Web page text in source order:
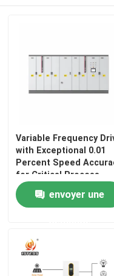
Nous contacter
Demandez un devis
commande
Inverseur de
Variable Frequency
with Exceptional 0.01
Percent Speed
for Critical Process
Control
envoyer une